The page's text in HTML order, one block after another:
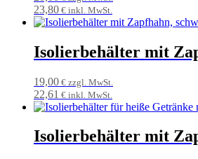
23,80 € inkl. MwSt.
Isolierbehälter mit
19,00 € zzgl. MwSt.
22,61 € inkl. MwSt.
Isolierbehälter mit